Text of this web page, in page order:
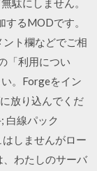
るMODです。
ト欄などでご相
「利用につい
。Forgeをイン
放り込んでくだ
白線パック
しませんがロー
、わたしのサーバ